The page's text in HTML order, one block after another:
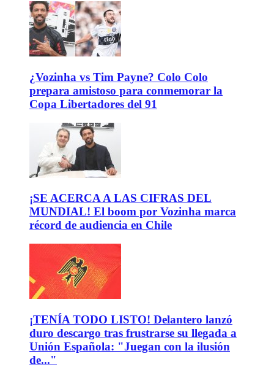
¿Vozinha vs Tim Payne? Colo Colo
prepara amistoso para conmemorar la
Copa Libertadores del 91
¡SE ACERCA A LAS CIFRAS DEL
MUNDIAL! El boom por Vozinha marca
récord de audiencia en Chile
¡TENÍA TODO LISTO! Delantero lanzó
duro descargo tras frustrarse su llegada a
Unión Española: "Juegan con la ilusión
de..."